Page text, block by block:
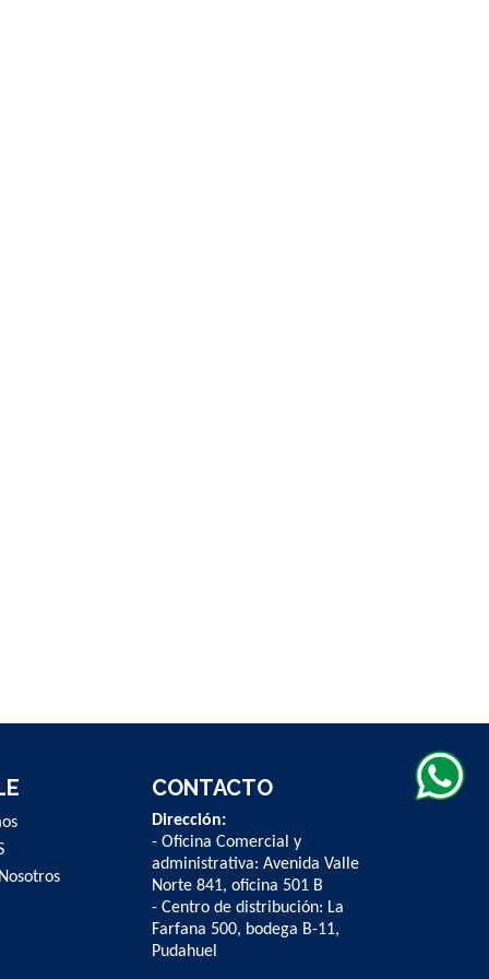
CONTACTO
Dirección:
- Oficina Comercial y
administrativa: Avenida Valle
Norte 841, oficina 501 B
- Centro de distribución: La
Farfana 500, bodega B-11,
Pudahuel